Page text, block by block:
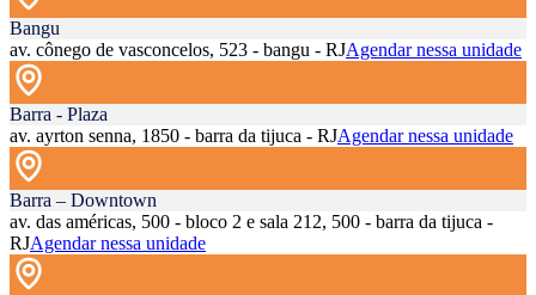
Bangu
av. cônego de vasconcelos, 523 - bangu - RJAgendar nessa unidade
Barra - Plaza
av. ayrton senna, 1850 - barra da tijuca - RJAgendar nessa unidade
Barra – Downtown
av. das américas, 500 - bloco 2 e sala 212, 500 - barra da tijuca -
RJAgendar nessa unidade